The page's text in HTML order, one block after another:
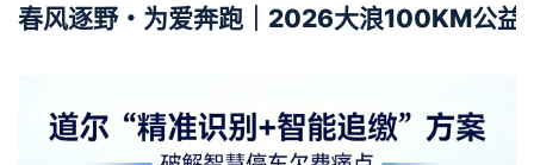
春风逐野・为爱奔跑｜2026大浪100KM公益